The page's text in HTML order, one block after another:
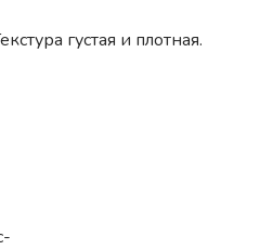
густая и плотная.